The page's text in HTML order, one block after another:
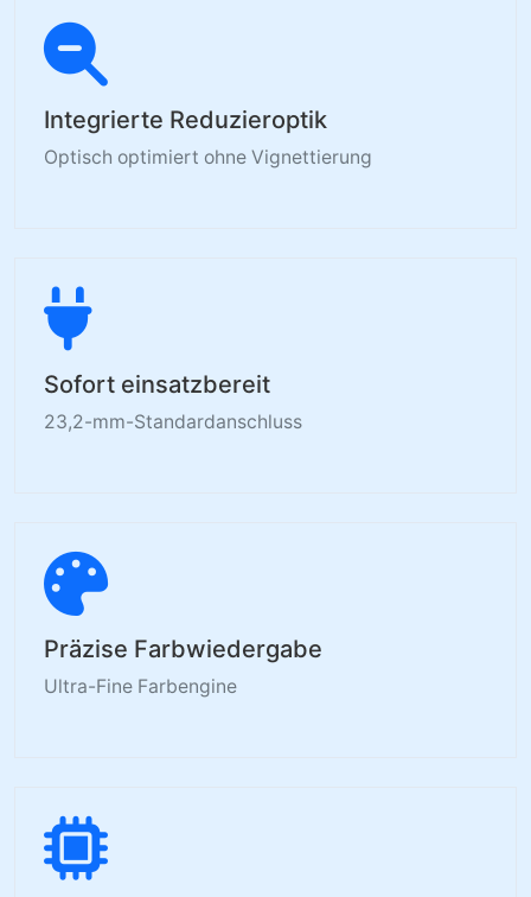
Integrierte Reduzieroptik
Optisch optimiert ohne Vignettierung
Sofort einsatzbereit
23,2-mm-Standardanschluss
Präzise Farbwiedergabe
Ultra-Fine Farbengine